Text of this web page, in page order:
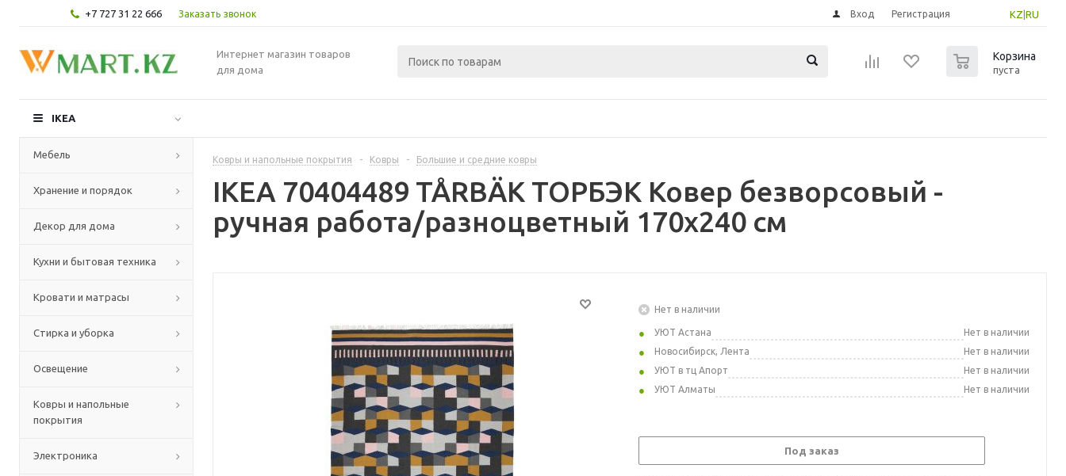
+7 727 31 22 666 Заказать звонок KZ RU
Вход Регистрация
Интернет магазин товаров
для дома
Корзина
пуста
IKEA
Мебель
Хранение и порядок
Декор для дома
Кухни и бытовая техника
Кровати и матрасы
Стирка и уборка
Освещение
Ковры и напольные
покрытия
Электроника
Ковры и напольные покрытия - Ковры - Большие и средние ковры
IKEA 70404489 TÅRBÄK ТОРБЭК Ковер безворсовый -
ручная работа/разноцветный 170x240 см
Нет в наличии
УЮТ Астана
Нет в наличии
Новосибирск, Лента
Нет в наличии
УЮТ в тц Апорт
Нет в наличии
УЮТ Алматы
Нет в наличии
Под заказ